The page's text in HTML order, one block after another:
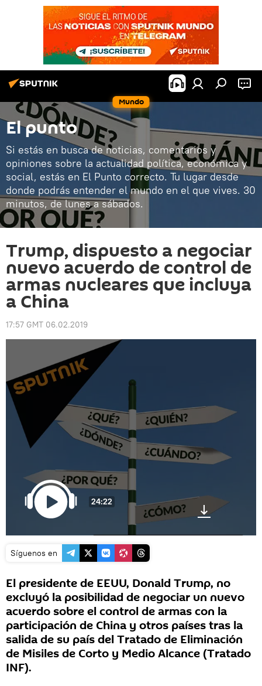
Mundo
El punto
Si estás en busca de noticias, comentarios y
opiniones sobre la actualidad política, económica y
social, estás en El Punto correcto. Tu lugar desde
donde podrás entender el mundo en el que vives. 30
minutos, de lunes a sábados.
Trump, dispuesto a negociar
nuevo acuerdo de control de
armas nucleares que incluya
a China
17:57 GMT 06.02.2019
24:22
Síguenos en
El presidente de EEUU, Donald Trump, no
excluyó la posibilidad de negociar un nuevo
acuerdo sobre el control de armas con la
participación de China y otros países tras la
salida de su país del Tratado de Eliminación
de Misiles de Corto y Medio Alcance (Tratado
INF).